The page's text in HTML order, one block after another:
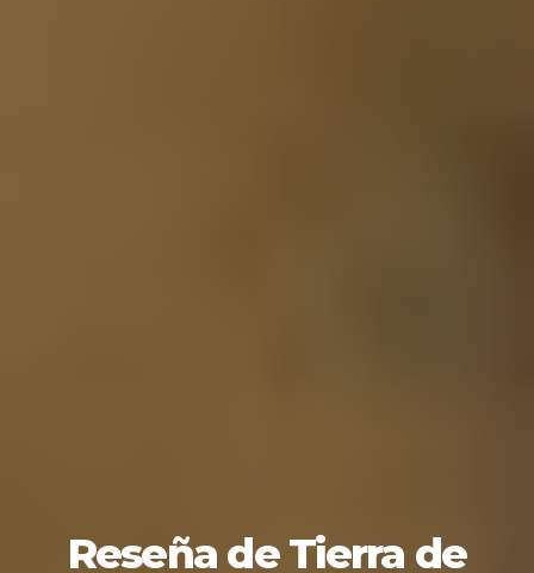
Reseña de Tierra de